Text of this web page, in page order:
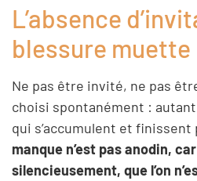
L’absence
blessure muette
Ne pas être invité, ne pas
choisi spontanément :
qui s’accumulent et finissent
manque n’est pas anodin,
silencieusement, que l’on